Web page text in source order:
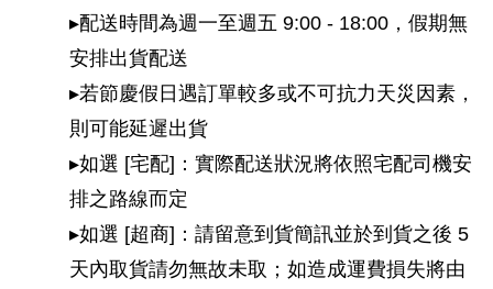
▸配送時間為週一至週五 9:00 - 18:00，假期無
安排出貨配送
▸若節慶假日遇訂單較多或不可抗力天災因素，
則可能延遲出貨
▸如選 [宅配]：實際配送狀況將依照宅配司機安
排之路線而定
▸如選 [超商]：請留意到貨簡訊並於到貨之後 5
天內取貨請勿無故未取；如造成運費損失將由